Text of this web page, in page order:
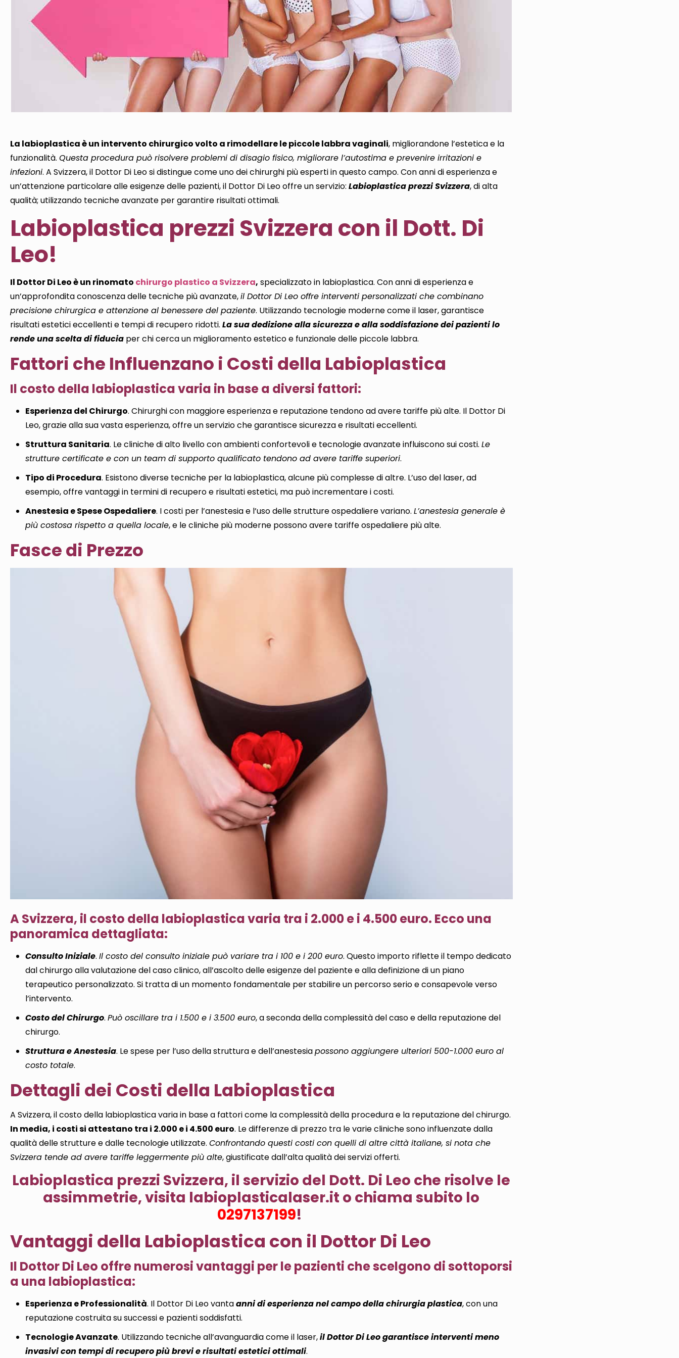
La labioplastica è un intervento chirurgico volto a rimodellare le piccole labbra vaginali, migliorandone l’estetica e la
funzionalità.Questa procedura può risolvere problemi di disagio fisico, migliorare l’autostima e prevenire irritazioni e
infezioni. A Svizzera, il Dottor Di Leo si distingue come uno dei chirurghi più esperti in questo campo. Con anni di esperienza e
un’attenzione particolare alle esigenze delle pazienti, il Dottor Di Leo offre un servizio:Labioplastica prezzi Svizzera, di alta
qualità; utilizzando tecniche avanzate per garantire risultati ottimali.
Labioplastica prezzi Svizzera con il Dott. Di
Leo!
Il Dottor Di Leo è un rinomato chirurgo plastico a Svizzera, specializzato in labioplastica. Con anni di esperienza e
un’approfondita conoscenza delle tecniche più avanzate,il Dottor Di Leo offre interventi personalizzati che combinano
precisione chirurgica e attenzione al benessere del paziente. Utilizzando tecnologie moderne come il laser, garantisce
risultati estetici eccellenti e tempi di recupero ridotti.La sua dedizione alla sicurezza e alla soddisfazione dei pazienti lo
rende una scelta di fiducia per chi cerca un miglioramento estetico e funzionale delle piccole labbra.
Fattori che Influenzano i Costi della Labioplastica
Il costo della labioplastica varia in base a diversi fattori:
Esperienza del Chirurgo. Chirurghi con maggiore esperienza e reputazione tendono ad avere tariffe più alte. Il Dottor Di
Leo, grazie alla sua vasta esperienza, offre un servizio che garantisce sicurezza e risultati eccellenti.
Struttura Sanitaria. Le cliniche di alto livello con ambienti confortevoli e tecnologie avanzate influiscono sui costi.Le
strutture certificate e con un team di supporto qualificato tendono ad avere tariffe superiori.
Tipo di Procedura. Esistono diverse tecniche per la labioplastica, alcune più complesse di altre. L’uso del laser, ad
esempio, offre vantaggi in termini di recupero e risultati estetici, ma può incrementare i costi.
Anestesia e Spese Ospedaliere. I costi per l’anestesia e l’uso delle strutture ospedaliere variano.L’anestesia generale è
più costosa rispetto a quella locale, e le cliniche più moderne possono avere tariffe ospedaliere più alte.
Fasce di Prezzo
A Svizzera, il costo della labioplastica varia tra i 2.000 e i 4.500 euro. Ecco una
panoramica dettagliata:
Consulto Iniziale.Il costo del consulto iniziale può variare tra i 100 e i 200 euro. Questo importo riflette il tempo dedicato
dal chirurgo alla valutazione del caso clinico, all’ascolto delle esigenze del paziente e alla definizione di un piano
terapeutico personalizzato. Si tratta di un momento fondamentale per stabilire un percorso serio e consapevole verso
l’intervento.
Costo del Chirurgo.Può oscillare tra i 1.500 e i 3.500 euro, a seconda della complessità del caso e della reputazione del
chirurgo.
Struttura e Anestesia. Le spese per l’uso della struttura e dell’anestesiapossono aggiungere ulteriori 500-1.000 euro al
costo totale.
Dettagli dei Costi della Labioplastica
A Svizzera, il costo della labioplastica varia in base a fattori come la complessità della procedura e la reputazione del chirurgo.
In media, i costi si attestano tra i 2.000 e i 4.500 euro. Le differenze di prezzo tra le varie cliniche sono influenzate dalla
qualità delle strutture e dalle tecnologie utilizzate.Confrontando questi costi con quelli di altre città italiane, si nota che
Svizzera tende ad avere tariffe leggermente più alte, giustificate dall’alta qualità dei servizi offerti.
Labioplastica prezzi Svizzera, il servizio del Dott. Di Leo che risolve le
assimmetrie, visita labioplasticalaser.it o chiama subito lo
0297137199!
Vantaggi della Labioplastica con il Dottor Di Leo
Il Dottor Di Leo offre numerosi vantaggi per le pazienti che scelgono di sottoporsi
a una labioplastica:
Esperienza e Professionalità. Il Dottor Di Leo vantaanni di esperienza nel campo della chirurgia plastica, con una
reputazione costruita su successi e pazienti soddisfatti.
Tecnologie Avanzate. Utilizzando tecniche all’avanguardia come il laser,il Dottor Di Leo garantisce interventi meno
invasivi con tempi di recupero più brevi e risultati estetici ottimali.